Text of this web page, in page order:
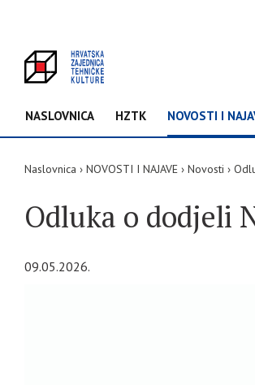
NASLOVNICA HZTK NOVOSTI I
Naslovnica NOVOSTI I NAJAVE Novosti
Odluka o dodjeli
09.05.2026.